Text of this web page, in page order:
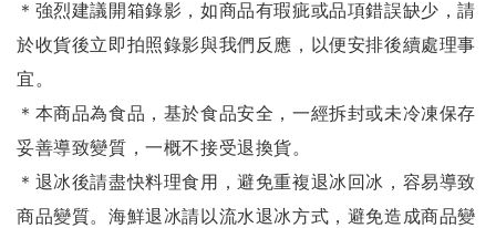
＊強烈建議開箱錄影，如商品有瑕疵或品項錯誤缺少，請
於收貨後立即拍照錄影與我們反應，以便安排後續處理事
宜。
＊本商品為食品，基於食品安全，一經拆封或未冷凍保存
妥善導致變質，一概不接受退換貨。
＊退冰後請盡快料理食用，避免重複退冰回冰，容易導致
商品變質。海鮮退冰請以流水退冰方式，避免造成商品變